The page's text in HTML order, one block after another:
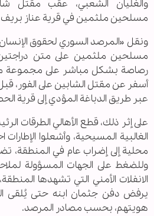
والغليان الشعبي، عقب مقتل
مسلحين ملثمين في قرية عناز
ونقل «المرصد السوري لحقوق
رصاصة بشكل مباشر على مجموعة
أسفر عن مقتل الشابين على الفور، قبل
عبر طريق الدباغة المؤدي إلى قرية
على إثر ذلك، قطع الأهالي الطرقات
الغالبية المسيحية، وأشعلوا
محلية إلى إضراب عام في المنطقة،
وللضغط على الجهات المسؤولة
الانفلات الأمني التي تشهدها
يرفض دفن جثمان ابنه حتى يُلقى
هويتهم، بحسب مصادر المرصد.